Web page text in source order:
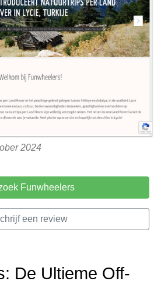
2024
Funwheelers
een review
De Ultieme Off-